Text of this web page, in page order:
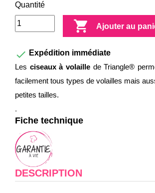
Quantité
 Ajouter au
 Expédition immédiate
Les ciseaux à volaillede Triangle®
facilement tous types de volailles mais
petites tailles.
.
Fiche technique
DESCRIPTION